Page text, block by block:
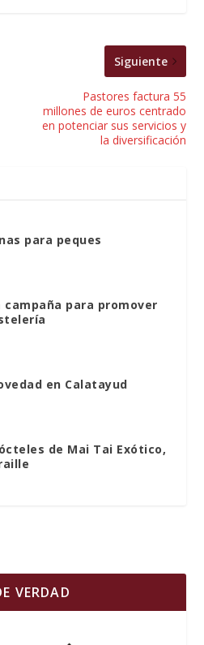
Siguiente
Pastores factura 55
millones de euros centrado
en potenciar sus servicios y
la diversificación
para peques
campaña para promover
en Calatayud
de Mai Tai Exótico,
VERDAD